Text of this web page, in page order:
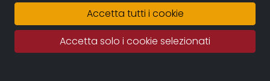
Fatto salvo il rigoroso rispetto dei diritti d’autore
questo grande archivio potrà diventare una fonte
importante per studiosi, studenti, porfessionisti in cui
Accetta tutti i cookie
Accetta solo i cookie selezionati